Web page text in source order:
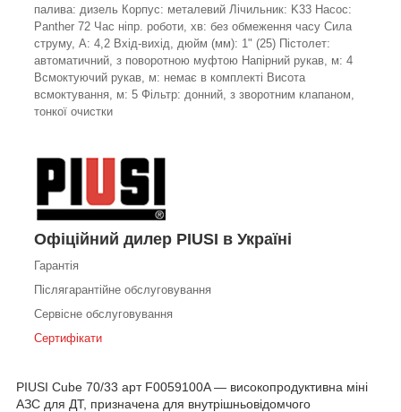
палива: дизель Корпус: металевий Лічильник: K33 Насос:
Panther 72 Час ніпр. роботи, хв: без обмеження часу Сила
струму, А: 4,2 Вхід-вихід, дюйм (мм): 1" (25) Пістолет:
автоматичний, з поворотною муфтою Напірний рукав, м: 4
Всмоктуючий рукав, м: немає в комплекті Висота
всмоктування, м: 5 Фільтр: донний, з зворотним клапаном,
тонкої очистки
Офіційний дилер PIUSI в Україні
Гарантія
Післягарантійне обслуговування
Сервісне обслуговування
Сертифікати
PIUSI Cube 70/33 арт F0059100A — високопродуктивна міні
АЗС для ДТ, призначена для внутрішньовідомчого